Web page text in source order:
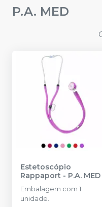
P.A. MED
Estetoscópio
Rappaport - P.A. MED
Embalagem com 1
unidade.